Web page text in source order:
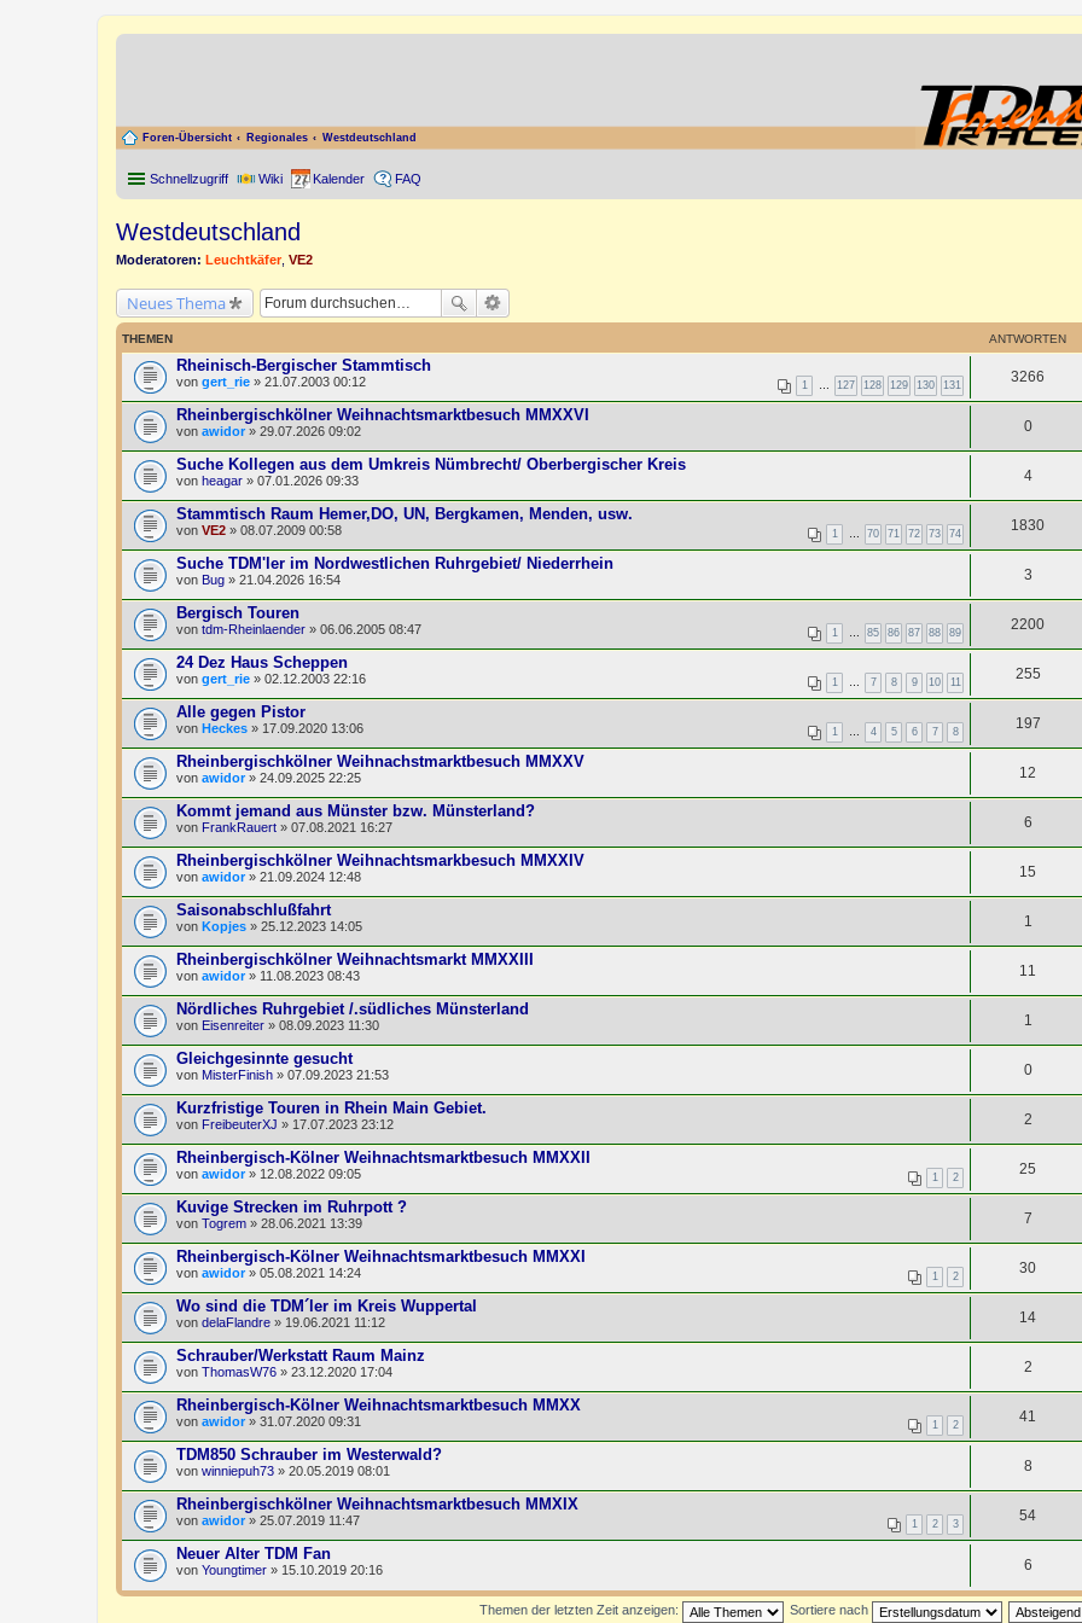
Foren-Übersicht Regionales Westdeutschland
Schnellzugriff Wiki Kalender FAQ
Westdeutschland
Moderatoren: Leuchtkäfer VE2
Neues Thema
THEMEN ANTWORTEN
Rheinisch-Bergischer Stammtisch
1 127 128 129 130 131
von gert_rie » 21.07.2003 00:12 3266
Rheinbergischkölner Weihnachtsmarktbesuch MMXXVI
von awidor » 29.07.2026 09:02 0
Suche Kollegen aus dem Umkreis Nümbrecht/ Oberbergischer Kreis
von heagar » 07.01.2026 09:33 4
Stammtisch Raum Hemer,DO, UN, Bergkamen, Menden, usw.
1 70 71 72 73 74
von VE2 » 08.07.2009 00:58 1830
Suche TDM'ler im Nordwestlichen Ruhrgebiet/ Niederrhein
von Bug » 21.04.2026 16:54 3
Bergisch Touren
1 85 86 87 88 89
von tdm-Rheinlaender » 06.06.2005 08:47 2200
24 Dez Haus Scheppen
1 7 8 9 10 11
von gert_rie » 02.12.2003 22:16 255
Alle gegen Pistor
1 4 5 6 7 8
von Heckes » 17.09.2020 13:06 197
Rheinbergischkölner Weihnachstmarktbesuch MMXXV
von awidor» 24.09.2025 22:25 12
Kommt jemand aus Münster bzw. Münsterland?
von FrankRauert » 07.08.2021 16:27 6
Rheinbergischkölner Weihnachtsmarkbesuch MMXXIV
von awidor» 21.09.2024 12:48 15
Saisonabschlußfahrt
von Kopjes » 25.12.2023 14:05 1
Rheinbergischkölner Weihnachtsmarkt MMXXIII
von awidor» 11.08.2023 08:43 11
Nördliches Ruhrgebiet /.südliches Münsterland
von Eisenreiter » 08.09.2023 11:30 1
Gleichgesinnte gesucht
von MisterFinish » 07.09.2023 21:53 0
Kurzfristige Touren in Rhein Main Gebiet.
von FreibeuterXJ » 17.07.2023 23:12 2
Rheinbergisch-Kölner Weihnachtsmarktbesuch MMXXII
1 2
von awidor» 12.08.2022 09:05 25
Kuvige Strecken im Ruhrpott ?
von Togrem » 28.06.2021 13:39 7
Rheinbergisch-Kölner Weihnachtsmarktbesuch MMXXI
1 2
von awidor» 05.08.2021 14:24 30
Wo sind die TDM´ler im Kreis Wuppertal
von delaFlandre » 19.06.2021 11:12 14
Schrauber/Werkstatt Raum Mainz
von ThomasW76 » 23.12.2020 17:04 2
Rheinbergisch-Kölner Weihnachtsmarktbesuch MMXX
1 2
von awidor » 31.07.2020 09:31 41
TDM850 Schrauber im Westerwald?
von winniepuh73 » 20.05.2019 08:01 8
Rheinbergischkölner Weihnachtsmarktbesuch MMXIX
1 2 3
von awidor » 25.07.2019 11:47 54
Neuer Alter TDM Fan
von Youngtimer » 15.10.2019 20:16 6
Themen der letzten Zeit anzeigen: Sortiere nach